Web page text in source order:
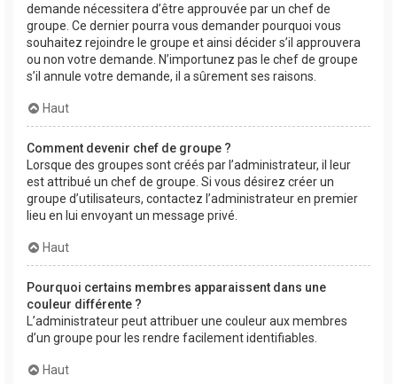
demande nécessitera d’être approuvée par un chef de
groupe. Ce dernier pourra vous demander pourquoi vous
souhaitez rejoindre le groupe et ainsi décider s’il approuvera
ou non votre demande. N’importunez pas le chef de groupe
s’il annule votre demande, il a sûrement ses raisons.
Haut
Comment devenir chef de groupe ?
Lorsque des groupes sont créés par l’administrateur, il leur
est attribué un chef de groupe. Si vous désirez créer un
groupe d’utilisateurs, contactez l’administrateur en premier
lieu en lui envoyant un message privé.
Haut
Pourquoi certains membres apparaissent dans une
couleur différente ?
L’administrateur peut attribuer une couleur aux membres
d’un groupe pour les rendre facilement identifiables.
Haut